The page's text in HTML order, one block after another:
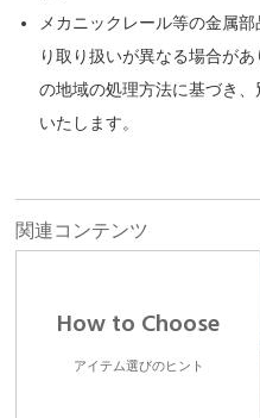
メカニックレール等の金属
り取り扱いが異なる場合が
の地域の処理方法に基づき
いたします。
関連コンテンツ
How to Choose
アイテム選びのヒント